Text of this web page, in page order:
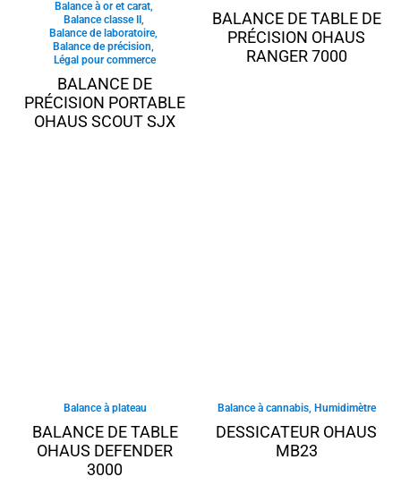
Balance à or et carat,
Balance classe II,
Balance de laboratoire,
Balance de précision,
Légal pour commerce
BALANCE DE
PRÉCISION PORTABLE
OHAUS SCOUT SJX
BALANCE DE TABLE DE
PRÉCISION OHAUS
RANGER 7000
Balance à plateau
BALANCE DE TABLE
OHAUS DEFENDER
3000
Balance à cannabis, Humidimètre
DESSICATEUR OHAUS
MB23